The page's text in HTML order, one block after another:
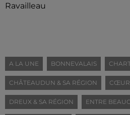
Ravailleau
A LA UNE BONNEVALAIS
CHÂTEAUDUN & SA RÉGION CŒUR
DREUX & SA RÉGION ENTRE